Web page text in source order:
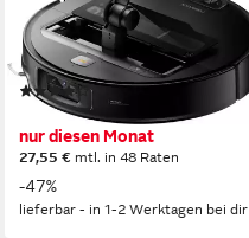
65 W Leistung
2,5 l Größe Staubbehälter
215 m²
Reichweite
(6)
ab 949,00 € 1.799,00 €
nur diesen Monat
27,55 € mtl. in 48 Raten
-47%
lieferbar - in 1-2 Werktagen bei dir